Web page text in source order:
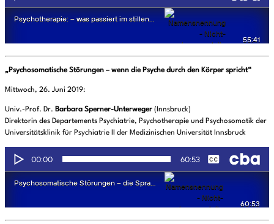
„Psychosomatische Störungen – wenn die Psyche durch den Körper spricht“
Mittwoch, 26. Juni 2019:
Univ.-Prof. Dr. Barbara Sperner-Unterweger (Innsbruck)
Direktorin des Departements Psychiatrie, Psychotherapie und Psychosomatik der
Universitätsklinik für Psychiatrie II der Medizinischen Universität Innsbruck